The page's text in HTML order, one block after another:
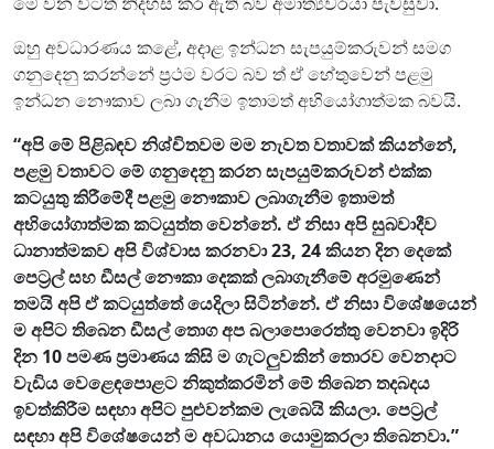
ඔහු අවධාරණය කළේ, අදාළ ඉන්ධන සැපයුම්කරුවන් සමග
ගනුදෙනු කරන්නේ ප්‍රථම වරට බව ත් ඒ හේතුවෙන් පළමු
ඉන්ධන නෞකාව ලබා ගැනීම ඉතාමත් අභියෝගාත්මක බවයි.
“අපි මේ පිළිබඳව නිශ්චිතවම මම නැවත වතාවක් කියන්නේ,
පළමු වතාවට මේ ගනුදෙනු කරන සැපයුම්කරුවන් එක්ක
කටයුතු කිරීමේදී පළමු නෞකාව ලබාගැනීම ඉතාමත්
අභියෝගාත්මක කටයුත්ත වෙන්නේ. ඒ නිසා අපි සුබවාදීව
ධානාත්මකව අපි විශ්වාස කරනවා 23, 24 කියන දින දෙකේ
පෙට්‍රල් සහ ඩීසල් නෞකා දෙකක් ලබාගැනීමේ අරමුණෙන්
තමයි අපි ඒ කටයුත්තේ යෙදිලා සිටින්නේ. ඒ නිසා විශේෂයෙන්
ම අපිට තිබෙන ඩීසල් තොග අප බලාපොරෙත්තු වෙනවා ඉදිරි
දින 10 පමණ ප්‍රමාණය කිසි ම ගැටලුවකින් තොරව වෙනදාට
වැඩිය වෙළෙඳපොළට නිකුත්කරමින් මේ තිබෙන තදබදය
ඉවත්කිරීම සඳහා අපිට පුළුවන්කම ලැබෙයි කියලා. පෙට්‍රල්
සඳහා අපි විශේෂයෙන් ම අවධානය යොමුකරලා තිබෙනවා.”